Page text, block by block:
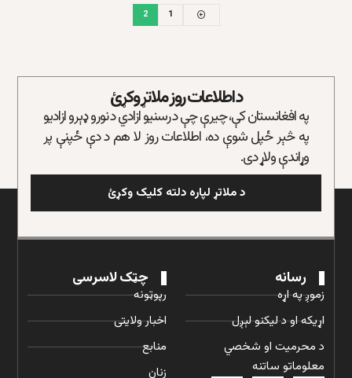
1
2
د اطلاعات روز ملاتړ وکړئ
په افغانستان کې، چیرې چې د رسنیو ازادي د نورو ډېرو ازادیو
په څېر ځپل شوې ده، اطلاعات روز لا هم د دې ځپنې پر
وړاندې ولاړ دی.
د ملاتړ لپاره دلته کلیک وکړئ
رسانه
زموږ په اړه
اړیکه او د لیکنو لېږل
د محرمیت او شخصي
معلوماتو ساتنه
چټک لاسرسی
رپوټونه
اخبار ولایتی
منابع
زنان